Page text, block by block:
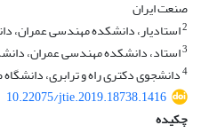
صنعت ایران
2استادیار، دانشکده مهندسی عمران،
3استاد، دانشکده مهندسی عمران،
4دانشجوی دکتری راه و ترابری،
10.22075/jtie.2019.18738.1416
چکیده